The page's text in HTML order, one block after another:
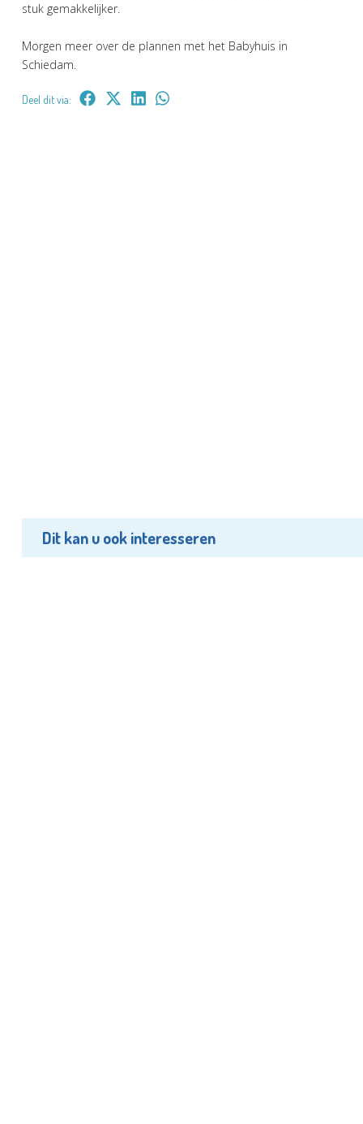
stuk gemakkelijker.
Morgen meer over de plannen met het Babyhuis in
Schiedam.
Deel dit via:
Dit kan u ook interesseren